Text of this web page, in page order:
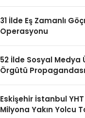
31 İlde Eş Zamanlı
Operasyonu
52 İlde Sosyal Medya
Örgütü
Eskişehir İstanbul YHT
Milyona Yakın Yolcu